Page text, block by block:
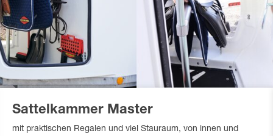
Sattelkammer Master
mit praktischen Regalen und viel Stauraum, von innen und